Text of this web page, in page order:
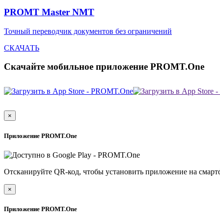
PROMT Master NMT
Точный переводчик документов без ограничений
СКАЧАТЬ
Скачайте мобильное приложение PROMT.One
×
Приложение PROMT.One
Отсканируйте QR-код, чтобы установить приложение на
×
Приложение PROMT.One